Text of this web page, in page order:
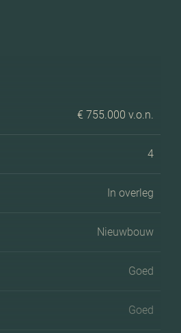
€ 755.000 v.o.n.
4
In overleg
Nieuwbouw
Goed
Goed